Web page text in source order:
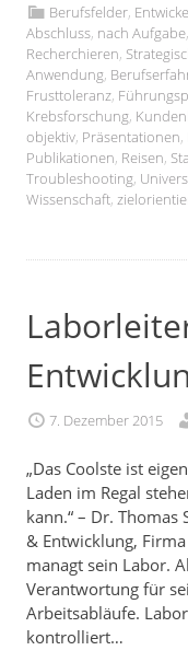
Berufsfelder,
Abschluss, nach Aufgabe,
Recherchieren,
Anwendung,
Frusttoleranz,
Krebsforschung,
objektiv, Präsentationen,
Publikationen, Reisen,
Troubleshooting,
Wissenschaft,
7. Dezember 2015
„Das Coolste ist
Laden im Regal
kann.“ – Dr.
& Entwicklung,
managt sein Labor.
Verantwortung für
Arbeitsabläufe.
kontrolliert…